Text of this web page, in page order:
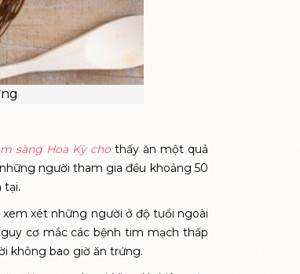
sàng Hoa Kỳ chothấy ăn một quả
người tham gia đều khoảng 50
tại.
xét những người ở độ tuổi ngoài
cơ mắc các bệnh tim mạch thấp
không bao giờ ăn trứng.